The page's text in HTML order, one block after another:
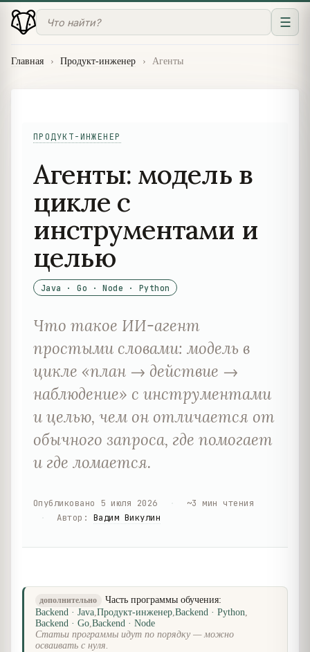
☰
Главная › Продукт-инженер › Агенты
ПРОДУКТ-ИНЖЕНЕР
Агенты: модель в
цикле с
инструментами и
целью
Java · Go · Node · Python
Что такое ИИ-агент
простыми словами: модель в
цикле «план → действие →
наблюдение» с инструментами
и целью, чем он отличается от
обычного запроса, где помогает
и где ломается.
Опубликовано 5 июля 2026 ~3 мин чтения
Автор : Вадим Викулин
дополнительно
Часть программы обучения:
Backend · Java,Продукт-инженер,Backend · Python,
Backend · Go,Backend · Node
Статьи программы идут по порядку — можно
осваивать с нуля.